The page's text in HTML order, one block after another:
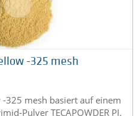
-325 mesh
-325 mesh basiert auf einem
Pulver TECAPOWDER PI.